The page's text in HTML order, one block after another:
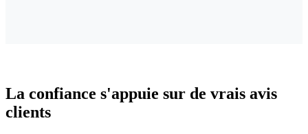
La confiance s'appuie sur de vrais avis
clients